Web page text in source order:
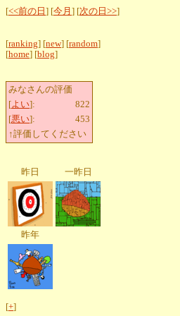
[<<前の日 ] [今月 ] [次の日>>]
[ranking] [new] [random]
[home] [blog]
みなさんの評価
[よい]:
822
[悪い]:
453
↑評価してください
昨日 一昨日
昨年
[+]